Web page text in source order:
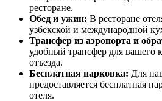
ресторане.
Обед и ужин: В ресторане
узбекской и международной
Трансфер из аэропорта и
удобный трансфер для вашего
отъезда.
Бесплатная парковка: Для
предоставляется бесплатная
отеля.